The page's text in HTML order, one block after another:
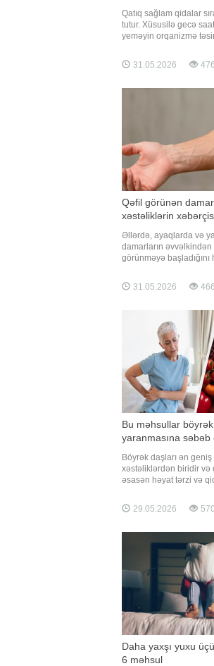
Qatıq sağlam qidalar
tutur. Xüsusilə gecə
yeməyin orqanizmə
düzgün miqdarda və
edilən qatıq həm həzm
31.05.2026 476
Qəfil görünən
xəstəliklərin
Əllərdə, ayaqlarda və
damarların
görünməyə
olubsa, narahatlıq
əksər hallarda
31.05.2026 466
Bu məhsullar böyrək
yaranmasına səbəb
Böyrək daşları ən geniş
xəstəliklərdən biridir və
əsasən həyat tərzi və
problemi dərinləşdirə
pəhriz yeni daşların
29.05.2026 570
Daha yaxşı yuxu
6 məhsul